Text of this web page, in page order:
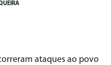
ataques ao povo